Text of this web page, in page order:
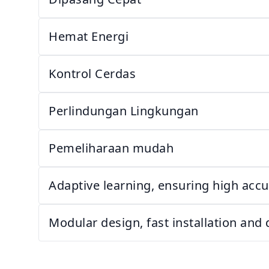
Hemat Energi
Kontrol Cerdas
Perlindungan Lingkungan
Pemeliharaan mudah
Adaptive learning, ensuring high
Modular design, fast installation and